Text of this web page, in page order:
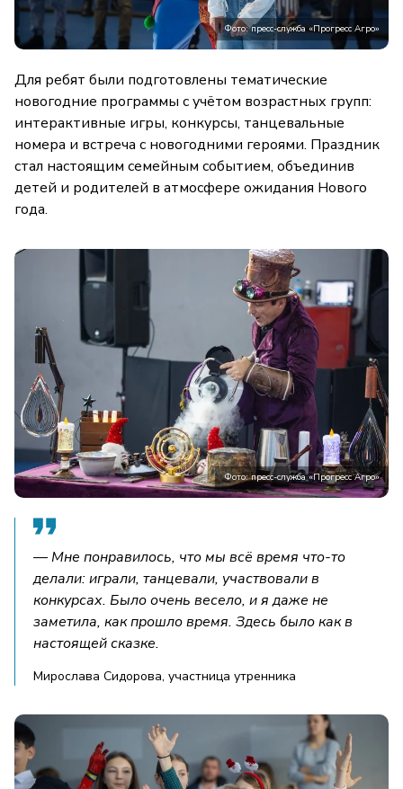
Фото: пресс-служба «Прогресс Агро»
Для ребят были подготовлены тематические
новогодние программы с учётом возрастных групп:
интерактивные игры, конкурсы, танцевальные
номера и встреча с новогодними героями. Праздник
стал настоящим семейным событием, объединив
детей и родителей в атмосфере ожидания Нового
года.
Фото: пресс-служба «Прогресс Агро»
— Мне понравилось, что мы всё время что-то
делали: играли, танцевали, участвовали в
конкурсах. Было очень весело, и я даже не
заметила, как прошло время. Здесь было как в
настоящей сказке.
Мирослава Сидорова, участница утренника